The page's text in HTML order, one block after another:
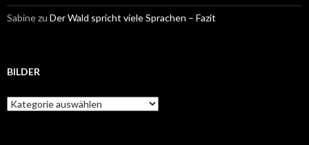
Sabinezu Der Wald spricht viele Sprachen – Fazit
BILDER
Bilder